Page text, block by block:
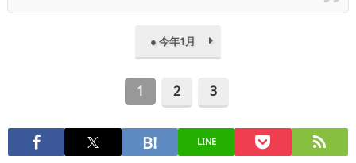
● 今年1月
1 2 3
LINE